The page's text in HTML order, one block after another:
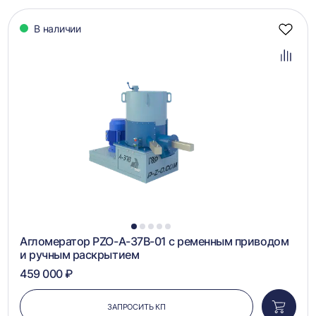
В наличии
1 2 3 4 5
Агломератор PZO-А-37B-01 с ременным приводом
и ручным раскрытием
459 000 ₽
ЗАПРОСИТЬ КП